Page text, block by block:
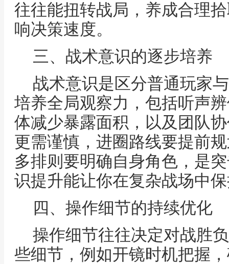
往往能扭转战局，养成合理
响决策速度。
三、战术意识的逐步培养
战术意识是区分普通玩家
培养全局观察力，包括听声
体减少暴露面积，以及团队
更需谨慎，进圈路线要提前
多排则要明确自身角色，是
识提升能让你在复杂战场中
四、操作细节的持续优化
操作细节往往决定对战胜
些细节，例如开镜时机把握